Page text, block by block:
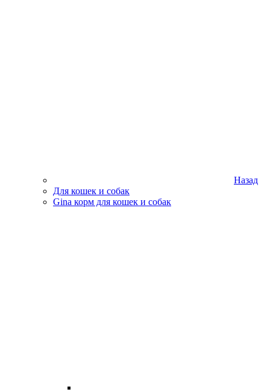
Назад
Для кошек и собак
Gina корм для кошек и собак